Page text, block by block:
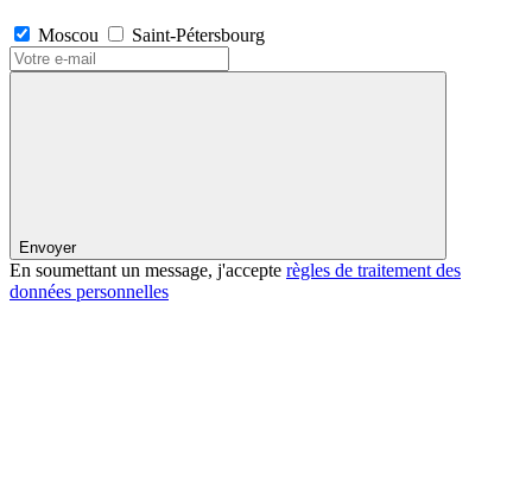
Moscou Saint-Pétersbourg
Envoyer
En soumettant un message, j'accepte règles de traitement des
données personnelles